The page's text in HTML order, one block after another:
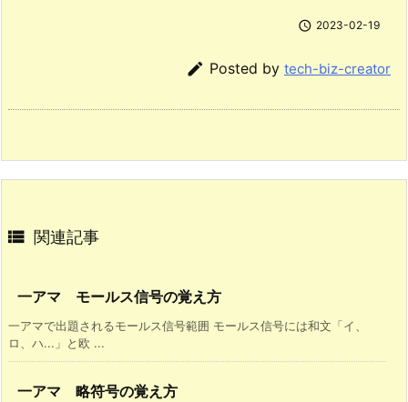
 2023-02-19
 Posted by tech-biz-creator
 関連記事
一アマ モールス信号の覚え方
一アマで出題されるモールス信号範囲 モールス信号には和文「イ、
ロ、ハ...」と欧 ...
一アマ 略符号の覚え方